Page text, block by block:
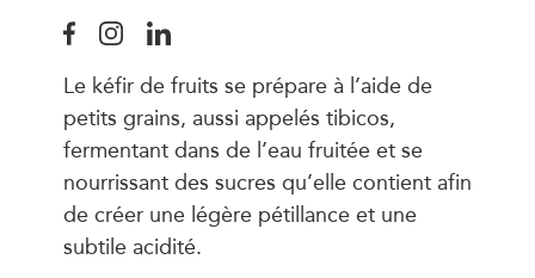
Le kéfir de fruits se prépare à l’aide de
petits grains, aussi appelés tibicos,
fermentant dans de l’eau fruitée et se
nourrissant des sucres qu’elle contient afin
de créer une légère pétillance et une
subtile acidité.